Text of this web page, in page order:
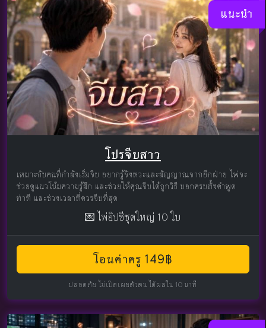
แนะนำ
โปรจีบสาว
เหมาะกับคนที่กำลังเริ่มจีบ อยากรู้จังหวะและสัญญาณจากอีกฝ่าย ไพ่จะ
ช่วยดูแนวโน้มความรู้สึก และช่วยให้คุณจีบได้ถูกวิธี บอกครบทั้งคำพูด
ท่าที และช่วงเวลาที่ควรจีบที่สุด
💌 ไพ่ยิปซีชุดใหญ่ 10 ใบ
โอนค่าครู 149฿
ปลอดภัย ไม่เปิดเผยตัวตน ได้ผลใน 10 นาที